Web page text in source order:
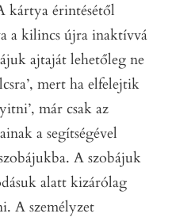
kártya érintésétől
a kilincs újra inaktívvá
ajtaját lehetőleg ne
mert ha elfelejtik
már csak az
a segítségével
A szobájuk
alatt kizárólag
A személyzet